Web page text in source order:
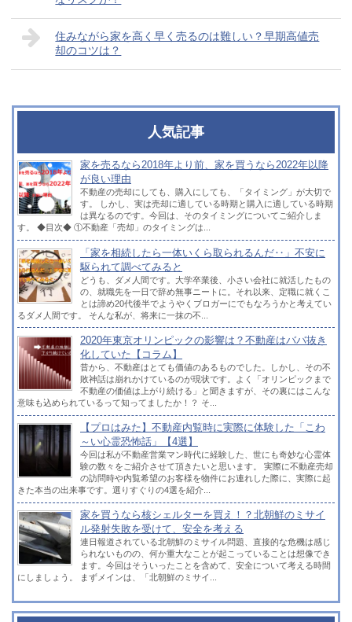
住みながら家を高く早く売るのは難しい？早期高値売
却のコツは？
人気記事
家を売るなら2018年より前、家を買うなら2022年以降
が良い理由
不動産の売却にしても、購入にしても、「タイミング」が大切で
す。 しかし、実は売却に適している時期と購入に適している時期
は異なるのです。今回は、そのタイミングについてご紹介しま
す。 ◆目次◆ ①不動産「売却」のタイミングは...
「家を相続したら一体いくら取られるんだ‥」不安に
駆られて調べてみると
どうも、ダメ人間です。大学卒業後、小さい会社に就活したもの
の、就職先を一日で辞め無事ニートに。それ以来、定職に就くこ
とは諦め20代後半でようやくブロガーにでもなろうかと考えてい
るダメ人間です。 そんな私が、将来に一抹の不...
2020年東京オリンピックの影響は？不動産はババ抜き
化していた【コラム】
昔から、不動産はとても価値のあるものでした。しかし、その不
敗神話は崩れかけているのが現状です。よく「オリンピックまで
不動産の価値は上がり続ける」と聞きますが、その裏にはこんな
意味も込められているって知ってましたか！？ そ...
【プロはみた】不動産内覧時に実際に体験した「こわ
～い心霊恐怖話」【4選】
今回は私が不動産営業マン時代に経験した、世にも奇妙な心霊体
験の数々をご紹介させて頂きたいと思います。 実際に不動産売却
の訪問時や内覧希望のお客様を物件にお連れした際に、実際に起
きた本当の出来事です。選りすぐりの4選を紹介...
家を買うなら核シェルターを買え！？北朝鮮のミサイ
ル発射失敗を受けて、安全を考える
連日報道されている北朝鮮のミサイル問題、直接的な危機は感じ
られないものの、何か重大なことが起こっていることは想像でき
ます。今回はそういったことを含めて、安全について考える時間
にしましょう。 まずメインは、「北朝鮮のミサイ...